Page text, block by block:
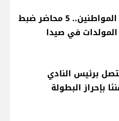
بعد شكاوى المواطنين.. 5 محاضر ضبط
في صيدا
برئيس النادي
بإحراز البطولة